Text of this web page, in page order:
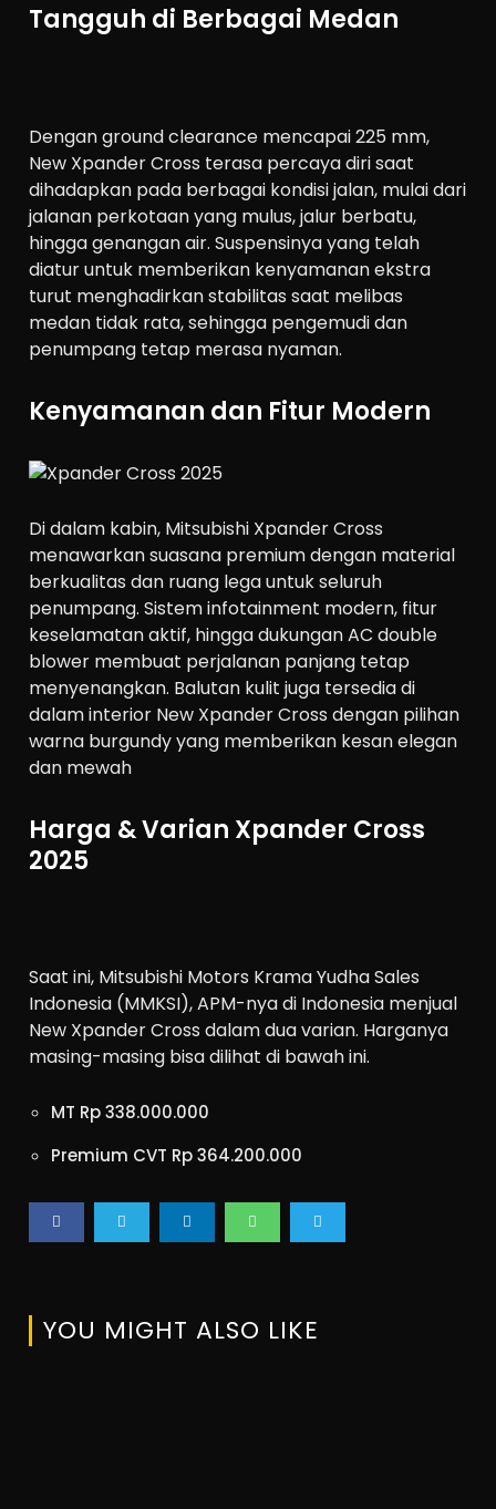
Tangguh di Berbagai Medan
Dengan ground clearance mencapai 225 mm,
New Xpander Cross terasa percaya diri saat
dihadapkan pada berbagai kondisi jalan, mulai dari
jalanan perkotaan yang mulus, jalur berbatu,
hingga genangan air. Suspensinya yang telah
diatur untuk memberikan kenyamanan ekstra
turut menghadirkan stabilitas saat melibas
medan tidak rata, sehingga pengemudi dan
penumpang tetap merasa nyaman.
Kenyamanan dan Fitur Modern
Di dalam kabin, Mitsubishi Xpander Cross
menawarkan suasana premium dengan material
berkualitas dan ruang lega untuk seluruh
penumpang. Sistem infotainment modern, fitur
keselamatan aktif, hingga dukungan AC double
blower membuat perjalanan panjang tetap
menyenangkan. Balutan kulit juga tersedia di
dalam interior New Xpander Cross dengan pilihan
warna burgundy yang memberikan kesan elegan
dan mewah
Harga & Varian Xpander Cross
2025
Saat ini, Mitsubishi Motors Krama Yudha Sales
Indonesia (MMKSI), APM-nya di Indonesia menjual
New Xpander Cross dalam dua varian. Harganya
masing-masing bisa dilihat di bawah ini.
MT Rp 338.000.000
Premium CVT Rp 364.200.000
YOU MIGHT ALSO LIKE